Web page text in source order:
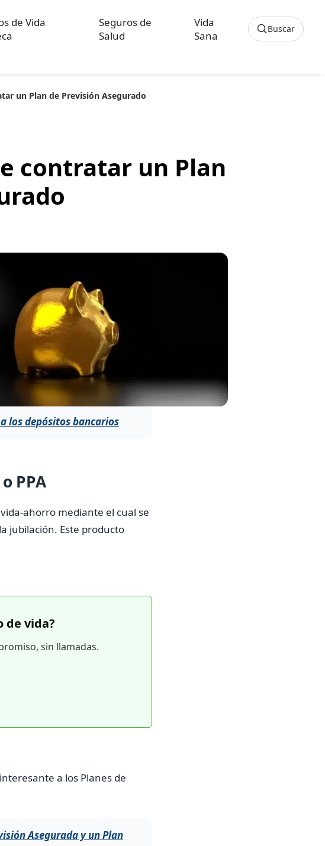
de Vida
Seguros de
Salud
Vida
Sana
Buscar
un Plan de Previsión Asegurado
contratar un Plan
los depósitos bancarios
PPA
ahorro mediante el cual se
jubilación. Este producto
de vida?
sin llamadas.
a los Planes de
Asegurada y un Plan